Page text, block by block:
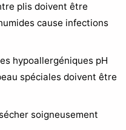
plis doivent être
cause infections
hypoallergéniques pH
spéciales doivent être
soigneusement